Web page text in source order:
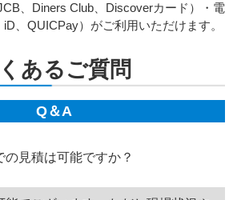
、Diners Club、Discoverカード）・電
、QUICPay）がご利用いただけます。
あるご質問
Q＆A
の見積は可能ですか？